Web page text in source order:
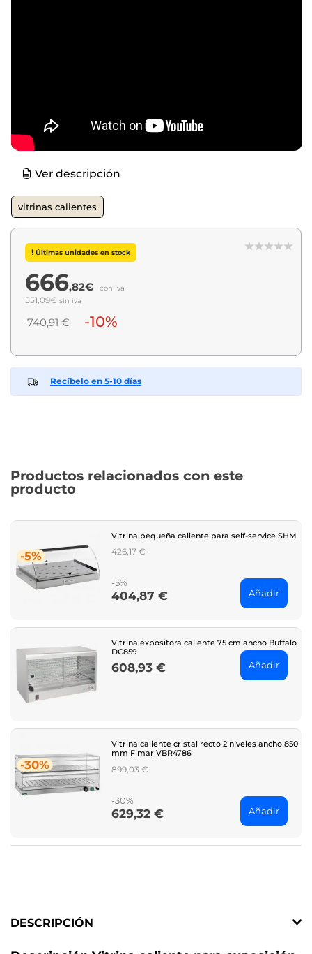
Ver descripción
vitrinas calientes
Últimas unidades en stock
666,82€ con iva
551,09€ sin iva
740,91 € -10%
Recíbelo en 5-10 días
Productos relacionados con este
producto
-5%
Vitrina pequeña caliente para self-service SHM
Regular
426,17 €
-5%
Price
404,87 € Añadir
Vitrina expositora caliente 75 cm ancho Buffalo
DC859
Price
608,93 € Añadir
-30%
Vitrina caliente cristal recto 2 niveles ancho 850
mm Fimar VBR4786
Regular
899,03 €
-30%
Price
629,32 € Añadir
DESCRIPCIÓN